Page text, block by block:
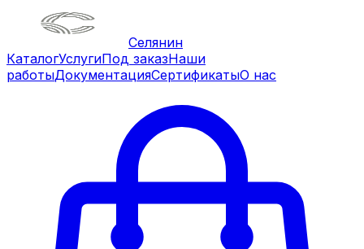
Селянин
КаталогУслугиПод заказНаши
работыДокументацияСертификатыО нас